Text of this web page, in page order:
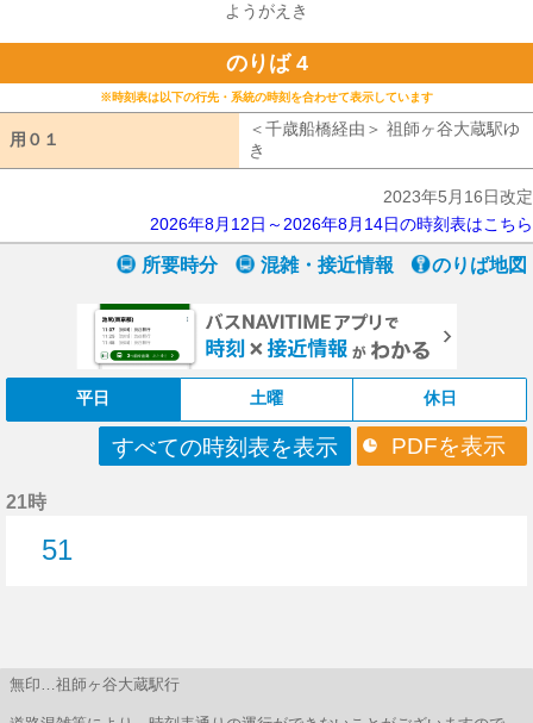
ようがえき
のりば 4
※時刻表は以下の行先・系統の時刻を合わせて表示しています
用０１
＜千歳船橋経由＞ 祖師ヶ谷大蔵駅ゆ
き
2023年5月16日改定
2026年8月12日～2026年8月14日の時刻表はこちら
所要時分 混雑・接近情報 のりば地図
平日 土曜 休日
すべての時刻表を表示 PDFを表示
21時
51
無印…祖師ヶ谷大蔵駅行